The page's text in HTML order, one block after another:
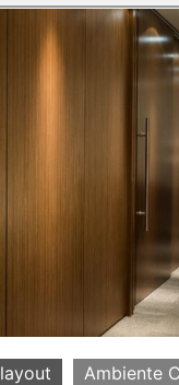
Ambiente